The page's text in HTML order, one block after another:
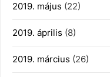
2019. május (22)
2019. április (8)
2019. március (26)